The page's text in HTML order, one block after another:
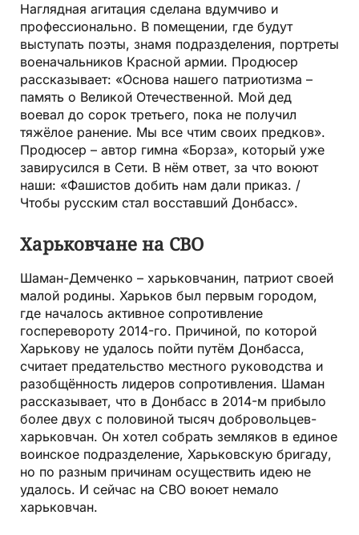
Наглядная агитация сделана вдумчиво и
профессионально. В помещении, где будут
выступать поэты, знамя подразделения, портреты
военачальников Красной армии. Продюсер
рассказывает: «Основа нашего патриотизма –
память о Великой Отечественной. Мой дед
воевал до сорок третьего, пока не получил
тяжёлое ранение. Мы все чтим своих предков».
Продюсер – автор гимна «Борза», который уже
завирусился в Сети. В нём ответ, за что воюют
наши: «Фашистов добить нам дали приказ. /
Чтобы русским стал восставший Донбасс».
Харьковчане на СВО
Шаман-Демченко – харьковчанин, патриот своей
малой родины. Харьков был первым городом,
где началось активное сопротивление
госперевороту 2014-го. Причиной, по которой
Харькову не удалось пойти путём Донбасса,
считает предательство местного руководства и
разобщённость лидеров сопротивления. Шаман
рассказывает, что в Донбасс в 2014-м прибыло
более двух с половиной тысяч добровольцев-
харьковчан. Он хотел собрать земляков в единое
воинское подразделение, Харьковскую бригаду,
но по разным причинам осуществить идею не
удалось. И сейчас на СВО воюет немало
харьковчан.